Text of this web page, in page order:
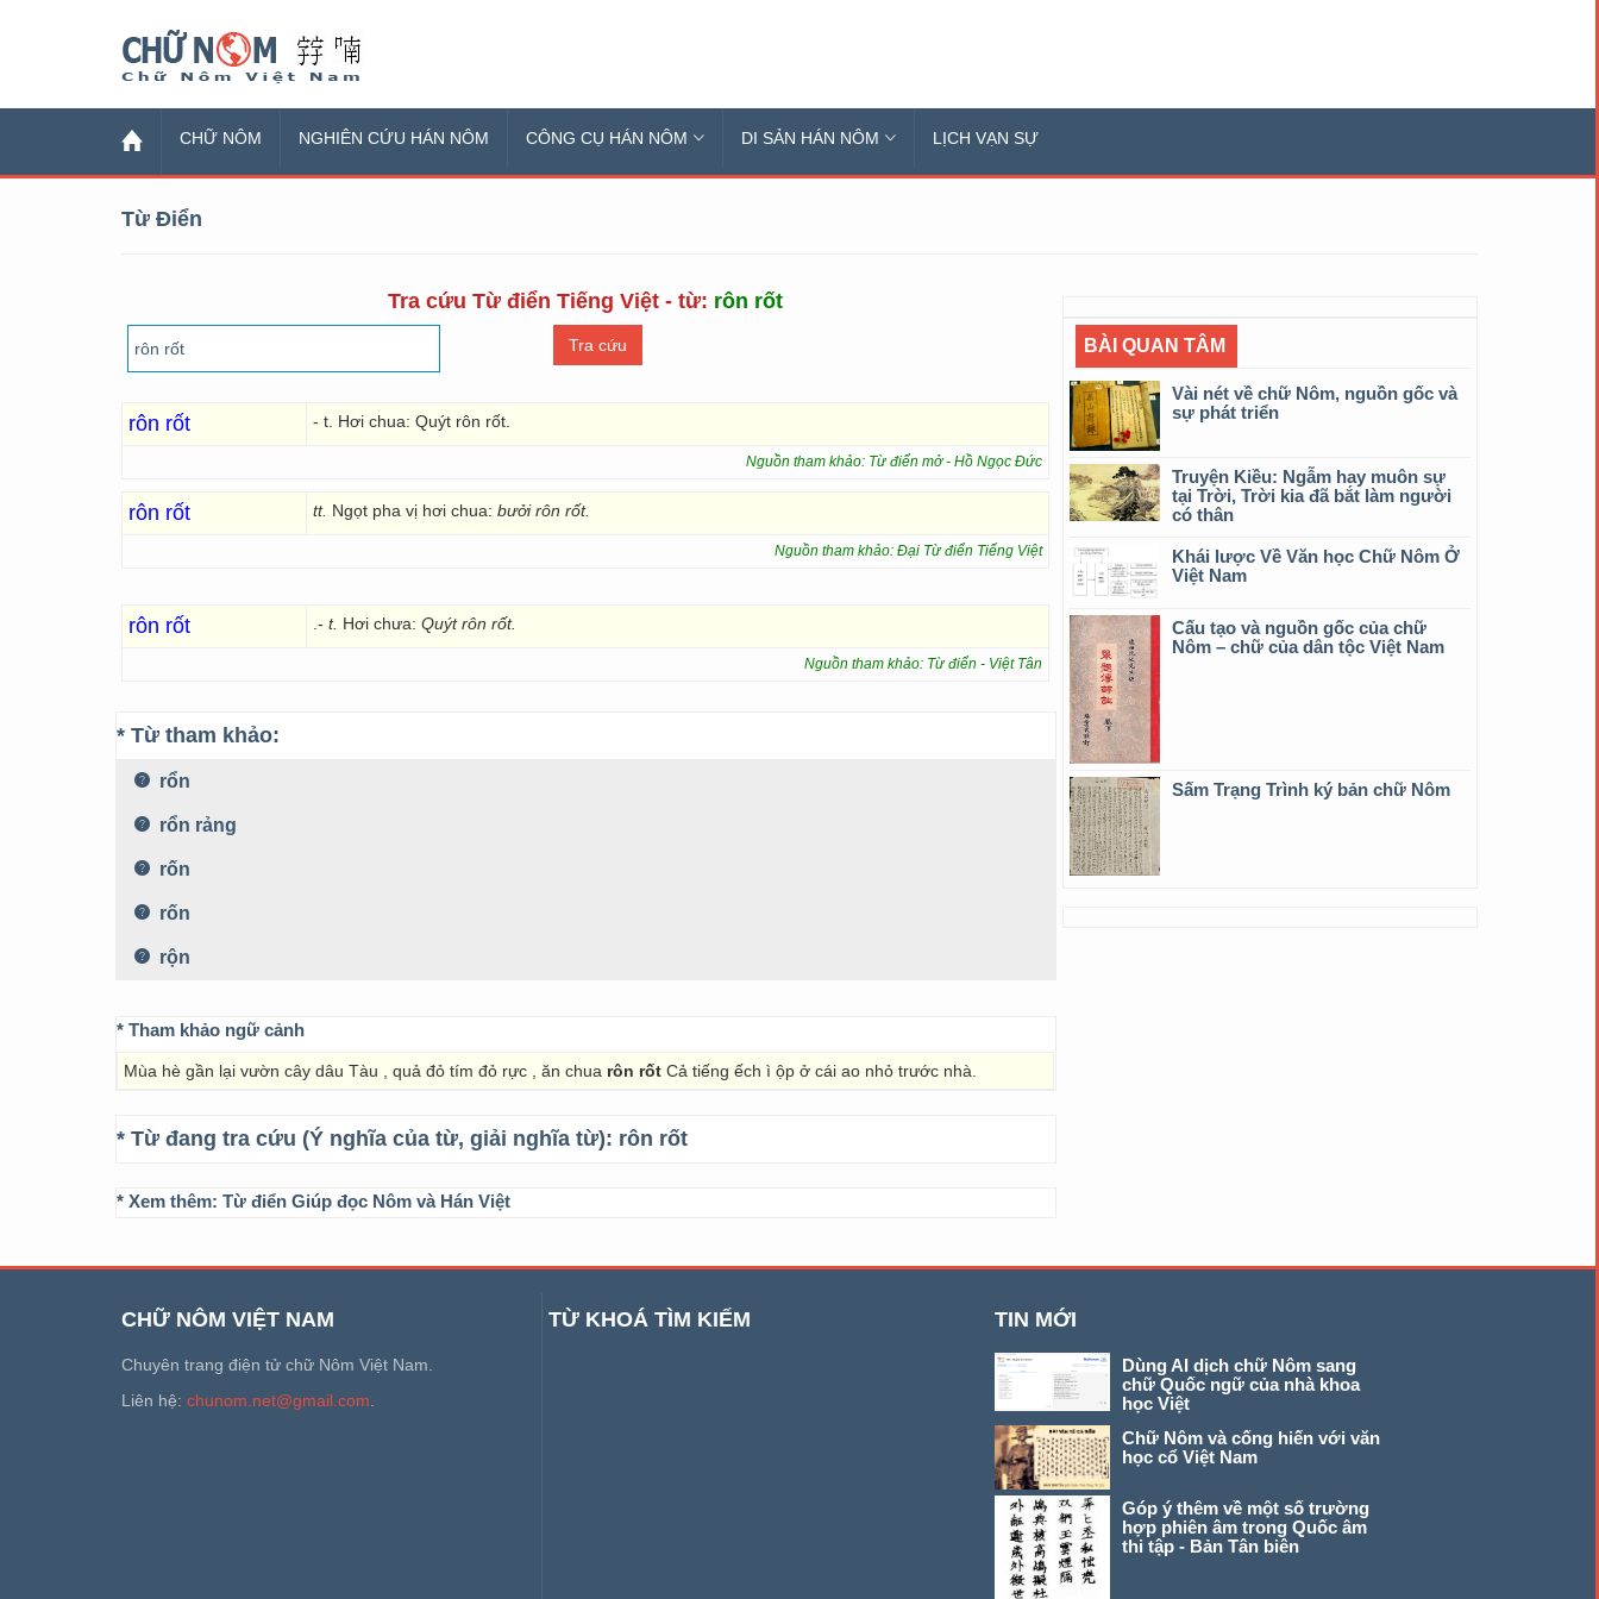
CHỮ NÔM NGHIÊN CỨU HÁN NÔM CÔNG CỤ HÁN NÔM DI SẢN HÁN NÔM LỊCH VẠN SỰ
Từ Điển
Tra cứu Từ điển Tiếng Việt - từ: rôn rốt
rôn rốt - t. Hơi chua: Quýt rôn rốt.
Nguồn tham khảo: Từ điển mở - Hồ Ngọc Đức
rôn rốt tt. Ngọt pha vị hơi chua: bưởi rôn rốt.
Nguồn tham khảo: Đại Từ điển Tiếng Việt
rôn rốt .- t. Hơi chưa: Quýt rôn rốt.
Nguồn tham khảo: Từ điển - Việt Tân
* Từ tham khảo:
rổn
rổn rảng
rốn
rốn
rộn
* Tham khảo ngữ cảnh
Mùa hè gần lại vườn cây dâu Tàu , quả đỏ tím đỏ rực , ăn chua rôn rốt Cả tiếng ếch ì ộp ở cái ao nhỏ trước nhà.
* Từ đang tra cứu (Ý nghĩa của từ, giải nghĩa từ): rôn rốt
* Xem thêm: Từ điển Giúp đọc Nôm và Hán Việt
BÀI QUAN TÂM
Vài nét về chữ Nôm, nguồn gốc và
sự phát triển
Truyện Kiều: Ngẫm hay muôn sự
tại Trời, Trời kia đã bắt làm người
có thân
Khái lược Về Văn học Chữ Nôm Ở
Việt Nam
Cấu tạo và nguồn gốc của chữ
Nôm – chữ của dân tộc Việt Nam
Sấm Trạng Trình ký bản chữ Nôm
CHỮ NÔM VIỆT NAM
Chuyên trang điện tử chữ Nôm Việt Nam.
Liên hệ: chunom.net@gmail.com
TỪ KHOÁ TÌM KIẾM TIN MỚI
Dùng AI dịch chữ Nôm sang
chữ Quốc ngữ của nhà khoa
học Việt
Chữ Nôm và cống hiến với văn
học cổ Việt Nam
Góp ý thêm về một số trường
hợp phiên âm trong Quốc âm
thi tập - Bản Tân biên